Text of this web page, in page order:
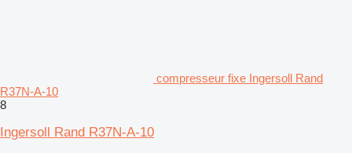
compresseur fixe Ingersoll Rand
R37N-A-10
8
Ingersoll Rand R37N-A-10